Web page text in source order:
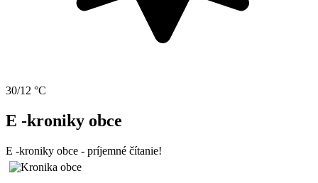
30/12 °C
E -kroniky obce
E -kroniky obce - príjemné čítanie!